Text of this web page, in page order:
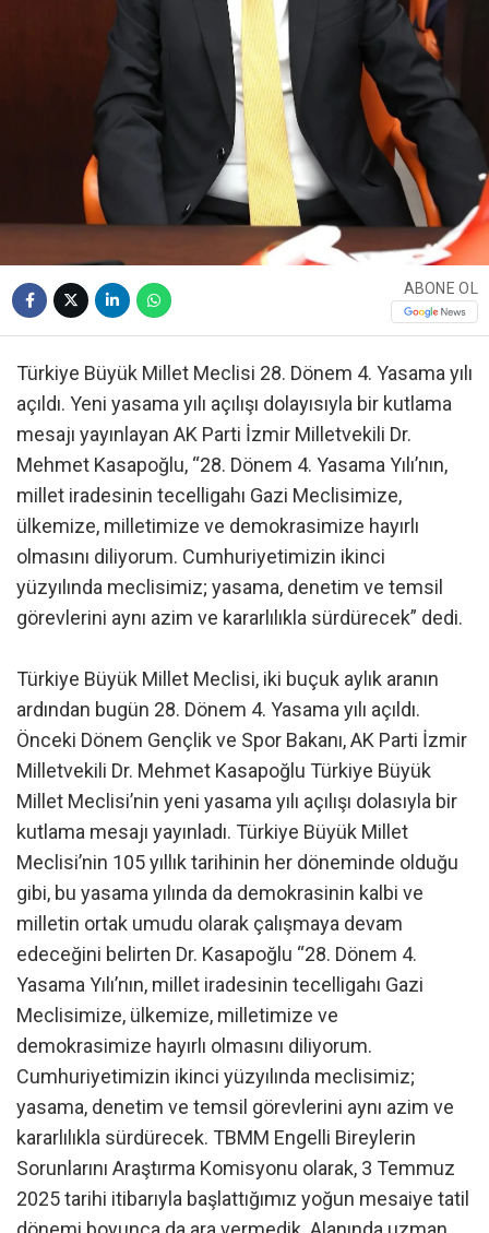
ABONE OL
Türkiye Büyük Millet Meclisi 28. Dönem 4. Yasama yılı
açıldı. Yeni yasama yılı açılışı dolayısıyla bir kutlama
mesajı yayınlayan AK Parti İzmir Milletvekili Dr.
Mehmet Kasapoğlu, “28. Dönem 4. Yasama Yılı’nın,
millet iradesinin tecelligahı Gazi Meclisimize,
ülkemize, milletimize ve demokrasimize hayırlı
olmasını diliyorum. Cumhuriyetimizin ikinci
yüzyılında meclisimiz; yasama, denetim ve temsil
görevlerini aynı azim ve kararlılıkla sürdürecek” dedi.
Türkiye Büyük Millet Meclisi, iki buçuk aylık aranın
ardından bugün 28. Dönem 4. Yasama yılı açıldı.
Önceki Dönem Gençlik ve Spor Bakanı, AK Parti İzmir
Milletvekili Dr. Mehmet Kasapoğlu Türkiye Büyük
Millet Meclisi’nin yeni yasama yılı açılışı dolasıyla bir
kutlama mesajı yayınladı. Türkiye Büyük Millet
Meclisi’nin 105 yıllık tarihinin her döneminde olduğu
gibi, bu yasama yılında da demokrasinin kalbi ve
milletin ortak umudu olarak çalışmaya devam
edeceğini belirten Dr. Kasapoğlu “28. Dönem 4.
Yasama Yılı’nın, millet iradesinin tecelligahı Gazi
Meclisimize, ülkemize, milletimize ve
demokrasimize hayırlı olmasını diliyorum.
Cumhuriyetimizin ikinci yüzyılında meclisimiz;
yasama, denetim ve temsil görevlerini aynı azim ve
kararlılıkla sürdürecek. TBMM Engelli Bireylerin
Sorunlarını Araştırma Komisyonu olarak, 3 Temmuz
2025 tarihi itibarıyla başlattığımız yoğun mesaiye tatil